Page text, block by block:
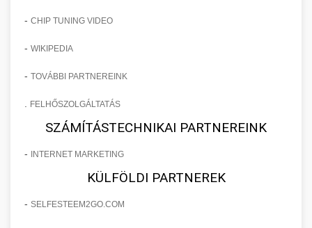
- CHIP TUNING VIDEO
- WIKIPEDIA
- TOVÁBBI PARTNEREINK
FELHŐSZOLGÁLTATÁS
SZÁMÍTÁSTECHNIKAI PARTNEREINK
- INTERNET MARKETING
KÜLFÖLDI PARTNEREK
- SELFESTEEM2GO.COM